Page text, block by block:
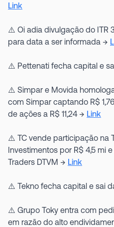
Link
⚠️ Oi adia divulgação do ITR
para data a ser informada →
⚠️ Pettenati fecha capital e
⚠️ Simpar e Movida
com Simpar captando R$
de ações a R$ 11,24 → Link
⚠️ TC vende participação na
Investimentos por R$ 4,5 mi
Traders DTVM → Link
⚠️ Tekno fecha capital e sai
⚠️ Grupo Toky entra com
em razão do alto